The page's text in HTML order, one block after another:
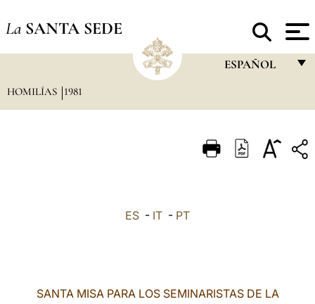
La SANTA SEDE
ESPAÑOL
ITALIANO
HOMILÍAS 1981
ES - IT - PT
SANTA MISA PARA LOS SEMINARISTAS DE LA